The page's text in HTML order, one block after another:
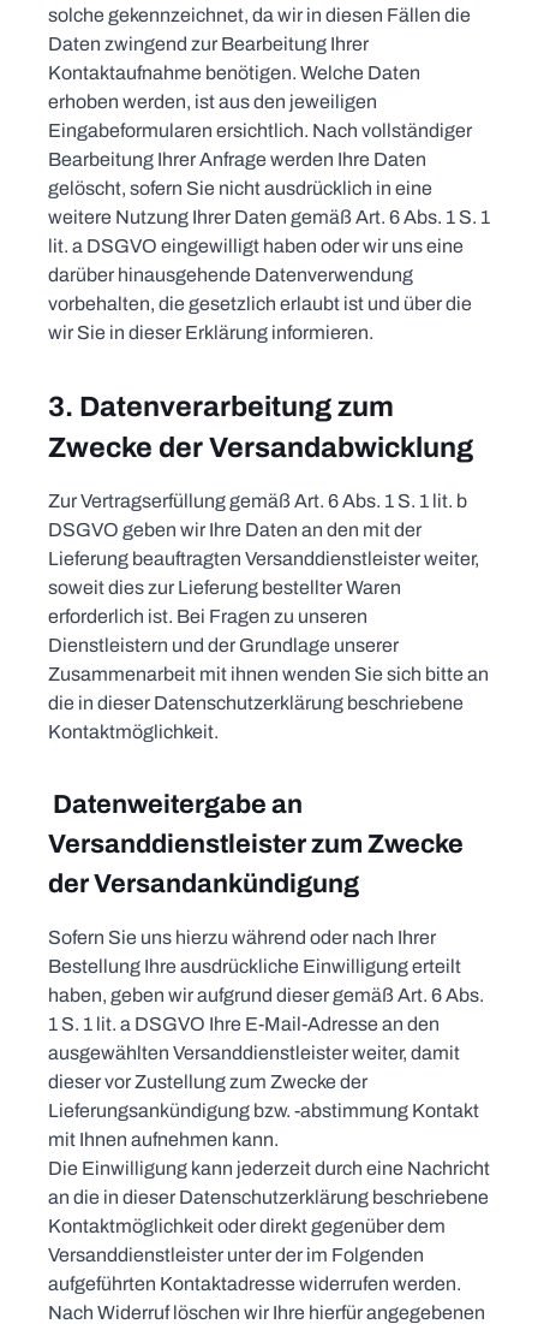
solche gekennzeichnet, da wir in diesen Fällen die
Daten zwingend zur Bearbeitung Ihrer
Kontaktaufnahme benötigen. Welche Daten
erhoben werden, ist aus den jeweiligen
Eingabeformularen ersichtlich. Nach vollständiger
Bearbeitung Ihrer Anfrage werden Ihre Daten
gelöscht, sofern Sie nicht ausdrücklich in eine
weitere Nutzung Ihrer Daten gemäß Art. 6 Abs. 1 S. 1
lit. a DSGVO eingewilligt haben oder wir uns eine
darüber hinausgehende Datenverwendung
vorbehalten, die gesetzlich erlaubt ist und über die
wir Sie in dieser Erklärung informieren.
3. Datenverarbeitung zum
Zwecke der Versandabwicklung
Zur Vertragserfüllung gemäß Art. 6 Abs. 1 S. 1 lit. b
DSGVO geben wir Ihre Daten an den mit der
Lieferung beauftragten Versanddienstleister weiter,
soweit dies zur Lieferung bestellter Waren
erforderlich ist. Bei Fragen zu unseren
Dienstleistern und der Grundlage unserer
Zusammenarbeit mit ihnen wenden Sie sich bitte an
die in dieser Datenschutzerklärung beschriebene
Kontaktmöglichkeit.
Datenweitergabe an
Versanddienstleister zum Zwecke
der Versandankündigung
Sofern Sie uns hierzu während oder nach Ihrer
Bestellung Ihre ausdrückliche Einwilligung erteilt
haben, geben wir aufgrund dieser gemäß Art. 6 Abs.
1 S. 1 lit. a DSGVO Ihre E-Mail-Adresse an den
ausgewählten Versanddienstleister weiter, damit
dieser vor Zustellung zum Zwecke der
Lieferungsankündigung bzw. -abstimmung Kontakt
mit Ihnen aufnehmen kann.
Die Einwilligung kann jederzeit durch eine Nachricht
an die in dieser Datenschutzerklärung beschriebene
Kontaktmöglichkeit oder direkt gegenüber dem
Versanddienstleister unter der im Folgenden
aufgeführten Kontaktadresse widerrufen werden.
Nach Widerruf löschen wir Ihre hierfür angegebenen